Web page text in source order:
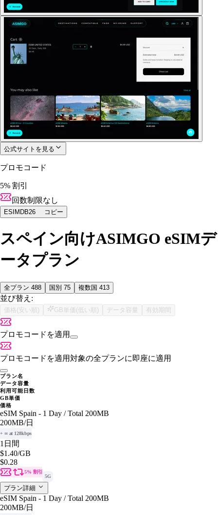
公式サイトを見る
プロモコード
5% 割引
回数制限なし
ESIMDB26 コピー
スペイン向けASIMGO eSIMデ
ータプラン
全プラン 488 国別 75 複数国 413
並び替え:
価格(安い順) GB単価(低い順) データ容量 有効期間
プロモコードを適用
プロモコードを適用対象の全プランに即座に適用
プラン名
データ容量
利用可能日数
GB単価
価格
eSIM Spain - 1 Day / Total 200MB
200MB/日
+ ∞ at 128kbps
1日間
$1.40/GB
$0.28
5% 割引
5G
プラン詳細
eSIM Spain - 1 Day / Total 200MB
200MB/日